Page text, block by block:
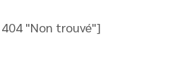
"Non trouvé"]